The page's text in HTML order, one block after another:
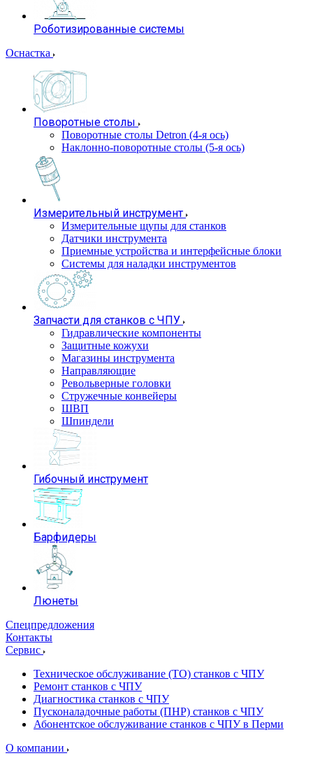
Роботизированные системы
Оснастка
Поворотные столы
Поворотные столы Detron (4-я ось)
Наклонно-поворотные столы (5-я ось)
Измерительный инструмент
Измерительные щупы для станков
Датчики инструмента
Приемные устройства и интерфейсные блоки
Системы для наладки инструментов
Запчасти для станков с ЧПУ
Гидравлические компоненты
Защитные кожухи
Магазины инструмента
Направляющие
Револьверные головки
Стружечные конвейеры
ШВП
Шпиндели
Гибочный инструмент
Барфидеры
Люнеты
Спецпредложения
Контакты
Сервис
Техническое обслуживание (ТО) станков с ЧПУ
Ремонт станков с ЧПУ
Диагностика станков с ЧПУ
Пусконаладочные работы (ПНР) станков с ЧПУ
Абонентское обслуживание станков с ЧПУ в Перми
О компании